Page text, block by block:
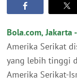
Bola.com, Jakarta -
Amerika Serikat
yang lebih tinggi
Amerika Serikat-